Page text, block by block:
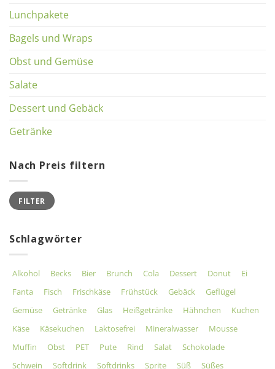
Lunchpakete
Bagels und Wraps
Obst und Gemüse
Salate
Dessert und Gebäck
Getränke
Nach Preis filtern
Min.
Preis
Max.
PreisFILTER
Schlagwörter
Alkohol Becks Bier Brunch Cola Dessert Donut
Ei
Fanta
Fisch Frischkäse Frühstück Gebäck
Geflügel
Gemüse
Getränke Glas Heißgetränke Hähnchen
Kuchen
Käse
Käsekuchen Laktosefrei Mineralwasser
Mousse
Muffin
Obst PET Pute Rind Salat
Schokolade
Schwein
Softdrink Softdrinks Sprite Süß
Süßes